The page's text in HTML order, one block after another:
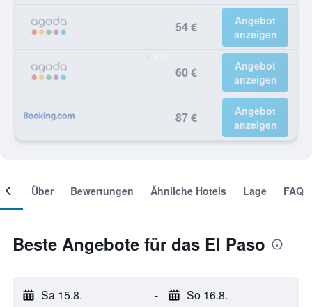
54 €
Angebot
anzeigen
60 €
Angebot
anzeigen
87 €
Angebot
anzeigen
Über Bewertungen Ähnliche Hotels Lage FAQ
Beste Angebote für das El Paso
Sa 15.8. - So 16.8.